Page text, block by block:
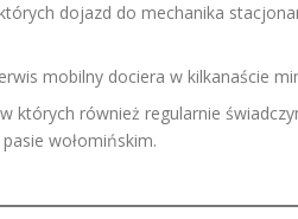
dojazd do mechanika
mobilny dociera w kilkanaście
których również regularnie
wołomińskim.